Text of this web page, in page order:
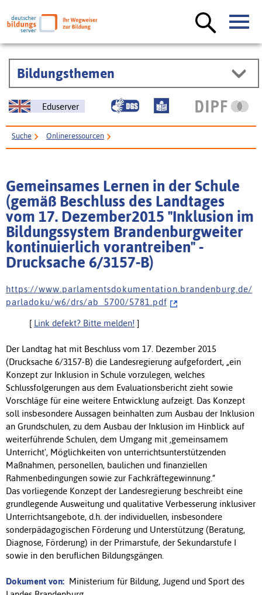
Bildungsthemen
Eduserver
Suche Onlineressourcen
kontinuierlich vorantreiben" - Drucksache 6/3157-B)
Gemeinsames Lernen in der Schule
(gemäß Beschluss des Landtages
vom 17. Dezember2015 "Inklusion im
Bildungssystem Brandenburgweiter
kontinuierlich vorantreiben" -
Drucksache 6/3157-B)
h t t p s : / / w w w . p a r l a m e n t s d o k u m e n t a t i o n . b r a n d e n b u r g . d e /
p a r l a d o k u / w 6 / d r s / a b _ 5 7 0 0 / 5 7 8 1 . p d f
[ Link defekt? Bitte melden! ]
Der Landtag hat mit Beschluss vom 17. Dezember 2015
(Drucksache 6/3157-B) die Landesregierung aufgefordert, „ein
Konzept zur Inklusion in Schule vorzulegen, welches
Schlussfolgerungen aus dem Evaluationsbericht zieht sowie
Vorschläge für eine weitere Entwicklung aufzeigt. Das Konzept
soll insbesondere Aussagen beinhalten zum Ausbau der Inklusion
an Grundschulen, zu dem Ausbau der Inklusion im Hinblick auf
weiterführende Schulen, dem Umgang mit ,gemeinsamem
Unterricht', Möglichkeiten von unterrichtsunterstützenden
Maßnahmen, personellen, baulichen und finanziellen
Rahmenbedingungen sowie zur Fachkräftegewinnung.“
Das vorliegende Konzept der Landesregierung beschreibt eine
grundlegende Ausweitung und qualitative Verbesserung inklusiver
Unterrichtsangebote, d.h. der individuellen, insbesondere
sonderpädagogischen Förderung und Unterstützung (Beratung,
Diagnose, Förderung) in der Primarstufe, der Sekundarstufe I
sowie in den beruflichen Bildungsgängen.
Dokument von: Ministerium für Bildung, Jugend und Sport des